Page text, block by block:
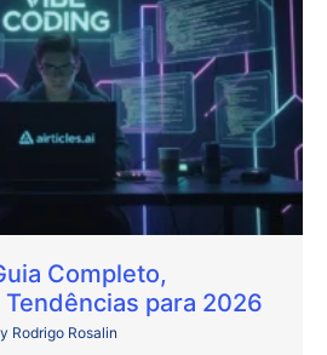
Completo,
para 2026
Rodrigo Rosalin